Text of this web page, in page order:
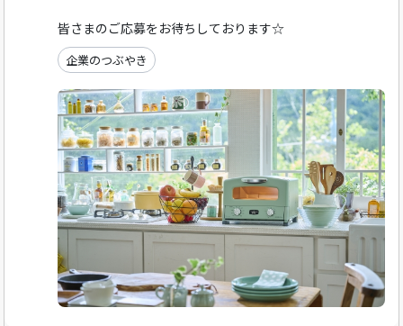
皆さまのご応募をお待ちしております☆
企業のつぶやき